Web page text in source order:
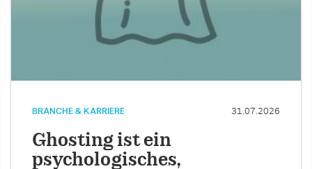
BRANCHE & KARRIERE 31.07.2026
Ghosting ist ein
psychologisches,